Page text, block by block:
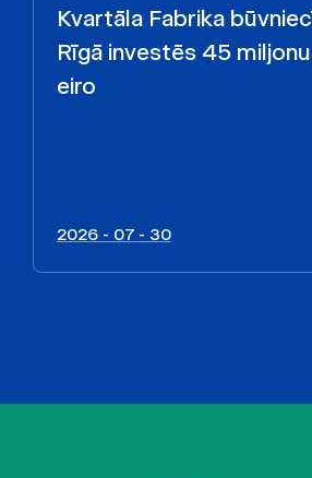
Kvartāla Fabrika
Rīgā investēs 45
eiro
2026 - 07 - 30